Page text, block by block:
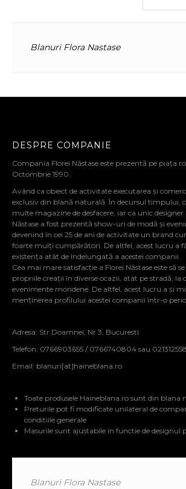
Blanuri Flora Nastase
DESPRE COMPANIE
Compania Florei Năstase este prezentă pe piața
Octombrie 1990.
Având ca obiect de activitate executarea și
exclusiv din blană naturală. În decursul timpului,
multe magazine de desfacere, iar ca unic
Năstase a fost prezentă show-uri de modă și
devenind în cei 25 de ani de activitate un brand
foarte mulți cumpărători. De altfel, acest lucru a
existența atât de îndelungată a acestei companii.
Cea mai mare satisfacție a Florei Năstase este să
propriile creații în diverse ocazii, atât pe stradă,
evenimente mondene. De altfel, acest lucru a și
menținerea profilului acestei companii într-o
Adresa: Str Doamnei, Nr 3, Bucuresti
Telefon: 0766903655 / 0766740804 sau
Email: blanuri[at]haineblana.ro
Toate produsele Haineblana.ro sunt din blana
Preturile pot fi modificate unilateral de
conditiile generale
Masurile sunt ajustabile in functie de designul
Blanuri Flora Nastase